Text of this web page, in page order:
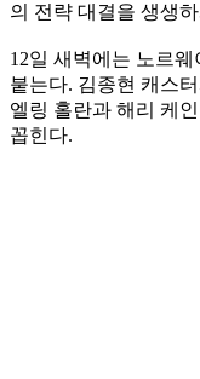
의 전략 대결을 생생
12일 새벽에는 노르
붙는다. 김종현 캐스
엘링 홀란과 해리 케
꼽힌다.